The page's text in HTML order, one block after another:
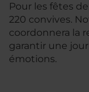
Pour les fêtes
220 convives.
coordonnera la
garantir une
émotions.